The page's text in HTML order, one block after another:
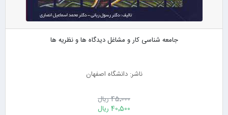
جامعه شناسی کار و مشاغل دیدگاه ها و نظریه ها
ناشر: دانشگاه اصفهان
45٬000 ریال
40٬500 ریال